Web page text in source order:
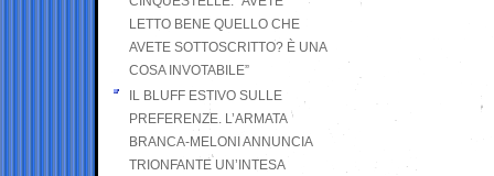
LETTO BENE QUELLO CHE
AVETE SOTTOSCRITTO? È UNA
COSA INVOTABILE”
IL BLUFF ESTIVO SULLE
PREFERENZE. L’ARMATA
BRANCA-MELONI ANNUNCIA
TRIONFANTE UN’INTESA